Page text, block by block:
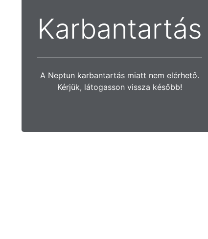
Karbantartás
A Neptun karbantartás miatt nem elérhető.
Kérjük, látogasson vissza később!